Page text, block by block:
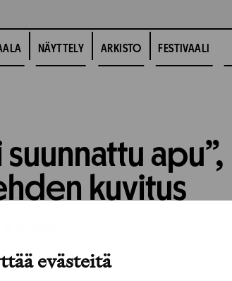
evästeitä
NÄYTTELY ARKISTO FESTIVAALI
apu”,
kuvitus